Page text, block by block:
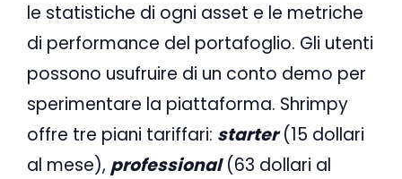
le statistiche di ogni asset e le metriche
di performance del portafoglio. Gli utenti
possono usufruire di un conto demo per
sperimentare la piattaforma. Shrimpy
offre tre piani tariffari: starter (15 dollari
al mese), professional (63 dollari al